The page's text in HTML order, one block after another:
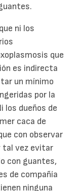
ni los
que
es indirecta
un mínimo
por la
los dueños de
caca de
con observar
tal vez evitar
con guantes,
de compañía
ninguna